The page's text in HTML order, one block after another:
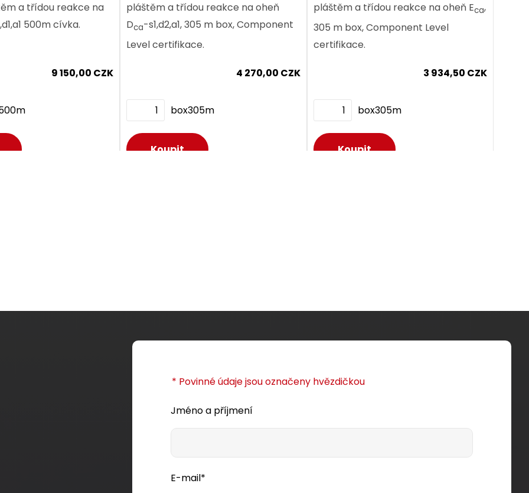
ihned
produktu
a třídou reakce na
500m cívka.
9 150,00 CZK
pláštěm a třídou reakce na oheň
Dca-s1,d2,a1, 305 m box, Component
Level certifikace.
4 270,00 CZK
box305m
pláštěm a třídou reakce na oheň Eca,
305 m box, Component Level
certifikace.
3 934,50 CZK
box305m
Zařezávací keystone Solarix
* Povinné údaje jsou označeny hvězdičkou
Jméno a příjmení
E-mail*